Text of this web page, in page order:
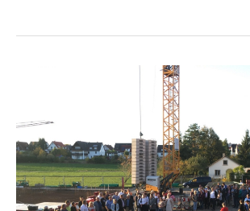
in
Vöhringen